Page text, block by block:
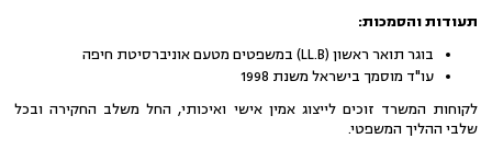
תעודות והסמכות:
בוגר תואר ראשון (LL.B) במשפטים מטעם אוניברסיטת חיפה
עו"ד מוסמך בישראל משנת 1998
לקוחות המשרד זוכים לייצוג אמין אישי ואיכותי, החל משלב החקירה ובכל
שלבי ההליך המשפטי.